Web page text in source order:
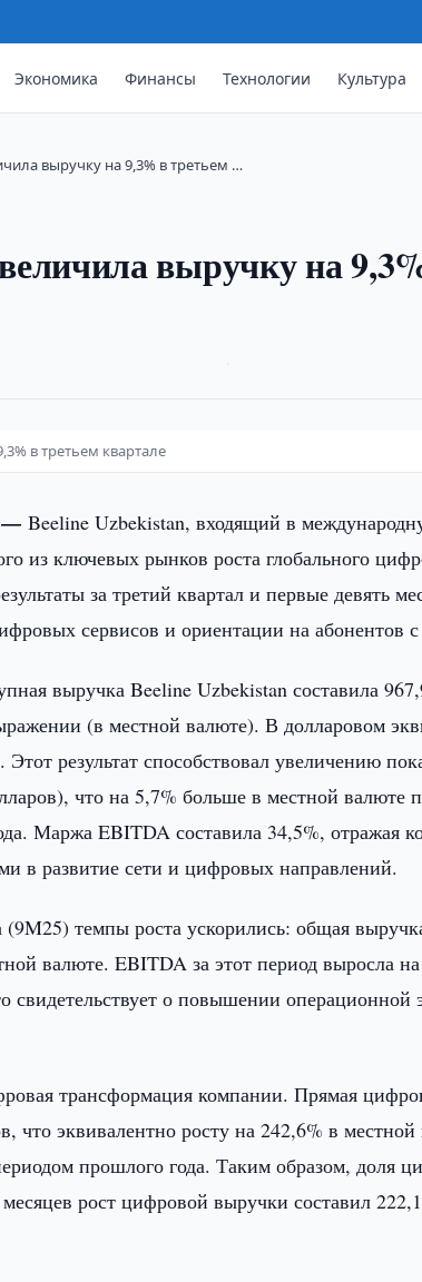
Экономика Финансы Технологии Культура
выручку на 9,3% в третьем …
выручку на
в третьем квартале
—Beeline Uzbekistan, входящий в
из ключевых рынков роста глобального
за третий квартал и первые девять
сервисов и ориентации на абонентов
выручка Beeline Uzbekistan составила
(в местной валюте). В долларовом
результат способствовал увеличению
что на 5,7% больше в местной валюте
Маржа EBITDA составила 34,5%, отражая
в развитие сети и цифровых направлений.
темпы роста ускорились: общая
валюте. EBITDA за этот период выросла
свидетельствует о повышении операционной
трансформация компании. Прямая
что эквивалентно росту на 242,6% в
прошлого года. Таким образом, доля
рост цифровой выручки составил